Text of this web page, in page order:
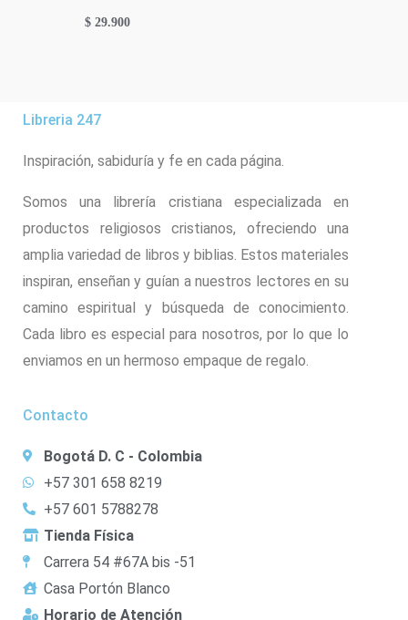
$ 29.900
Libreria 247
Inspiración, sabiduría y fe en cada página.
Somos una librería cristiana especializada en
productos religiosos cristianos, ofreciendo una
amplia variedad de libros y biblias. Estos materiales
inspiran, enseñan y guían a nuestros lectores en su
camino espiritual y búsqueda de conocimiento.
Cada libro es especial para nosotros, por lo que lo
enviamos en un hermoso empaque de regalo.
Contacto
Bogotá D. C - Colombia
+57 301 658 8219
+57 601 5788278
Tienda Física
Carrera 54 #67A bis -51
Casa Portón Blanco
Horario de Atención